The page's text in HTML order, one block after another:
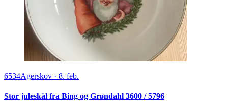
6534Agerskov · 8. feb.
Stor juleskål fra Bing og Grøndahl 3600 / 5796